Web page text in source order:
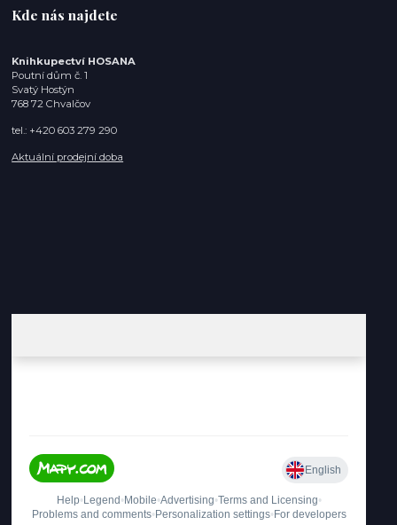
Kde nás najdete
Knihkupectví HOSANA
Poutní dům č. 1
Svatý Hostýn
768 72 Chvalčov
tel.: +420 603 279 290
Aktuální prodejní doba